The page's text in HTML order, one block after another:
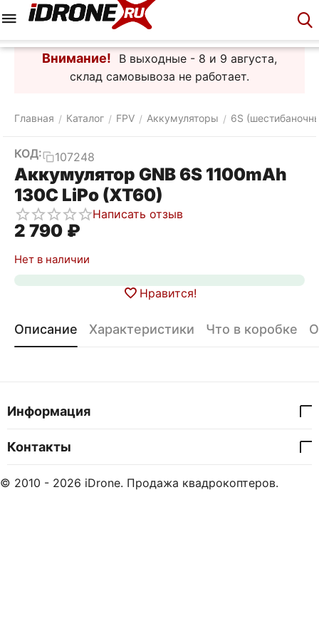
Внимание!
В выходные - 8 и 9 августа,
склад самовывоза не работает.
Главная / Каталог / FPV / Аккумуляторы / 6S
КОД: 107248
Аккумулятор GNB 6S 1100mAh
130C LiPo (XT60)
Написать отзыв
2 790 ₽
Нет в наличии
Нравится!
Описание Характеристики Что в коробке
Информация
Контакты
© 2010 - 2026 iDrone. Продажа квадрокоптеров.
Корзина